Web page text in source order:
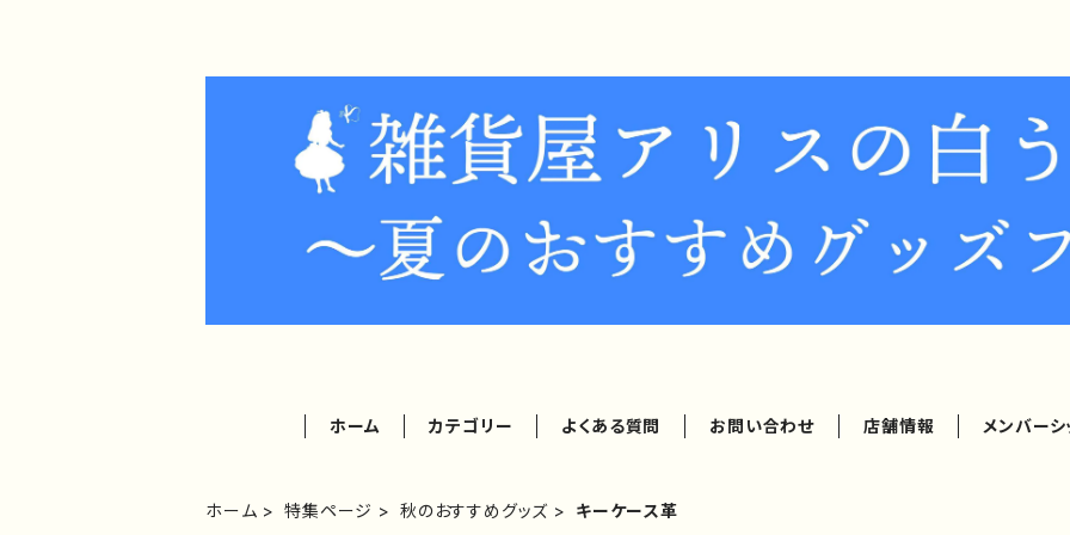
ホーム カテゴリー よくある質問 お問い合わせ 店舗情報 メンバーシ
ホーム 特集ページ 秋のおすすめグッズ キーケース革